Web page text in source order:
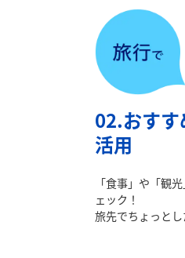
02.おす
活用
「食事」や「観
ェック！
旅先でちょっと